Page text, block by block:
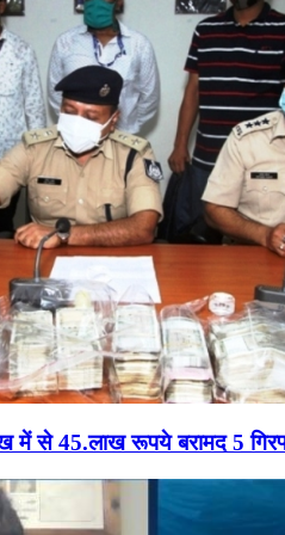
में से 45.लाख रूपये बरामद 5